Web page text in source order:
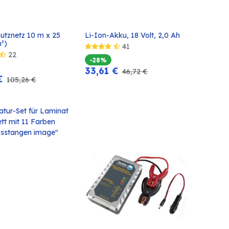
In den
Warenkorb
10 m x 25
22
105,26€
In den
Warenkorb
Li-Ion-Akku, 18 Volt, 2,0 Ah
41
-28%
33,61 € 46,72€